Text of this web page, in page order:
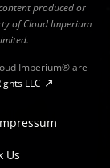
produced or
of Cloud Imperium
Imperium® are
LLC
Us